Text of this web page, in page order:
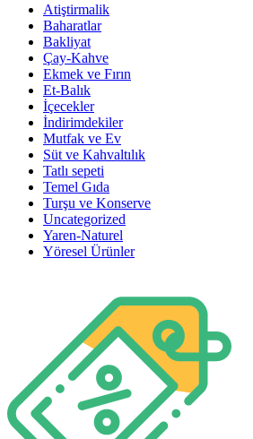
Atiştirmalik
Baharatlar
Bakliyat
Çay-Kahve
Ekmek ve Fırın
Et-Balık
İçecekler
İndirimdekiler
Mutfak ve Ev
Süt ve Kahvaltılık
Tatlı sepeti
Temel Gıda
Turşu ve Konserve
Uncategorized
Yaren-Naturel
Yöresel Ürünler